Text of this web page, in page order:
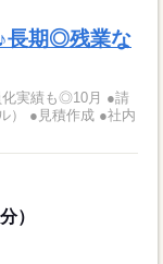
長期◎残業な
績も◎10月 ●請
） ●見積作成 ●社内
）